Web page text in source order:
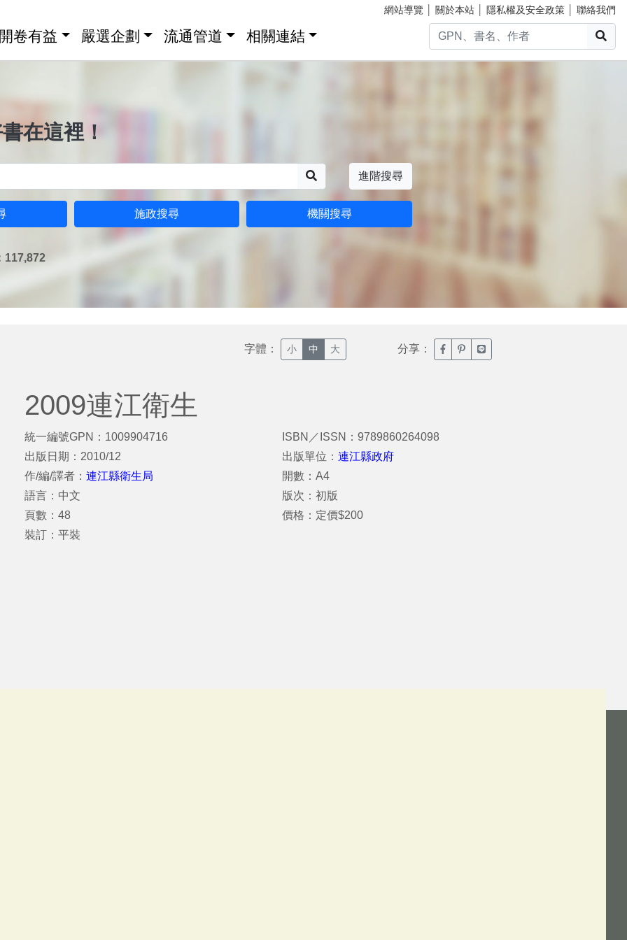
網站導覽 關於本站 隱私權及安全政策 聯絡我們
卷有益 嚴選企劃 流通管道 相關連結
在這裡！
進階搜尋
施政搜尋 機關搜尋
117,872
字體： 小 中 大 分享： 臉書分享(另開新視窗)
噗浪分享(另開新視窗)
Line分享(另開新視窗)
2009連江衛生
統一編號GPN：1009904716
出版日期：2010/12
作/編/譯者： 連江縣衛生局
語言：中文
頁數：48
裝訂：平裝
ISBN／ISSN：9789860264098
出版單位：連江縣政府
開數：A4
版次：初版
價格：定價$200